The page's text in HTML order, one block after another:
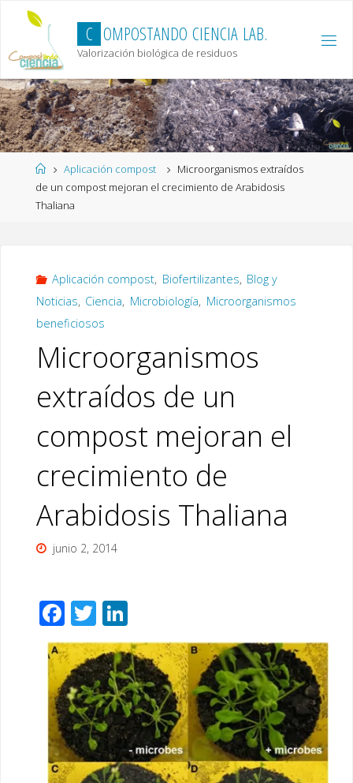
content
C OMPOSTANDO CIENCIA LAB.
Valorización biológica de residuos
HomeAplicación compost
Microorganismos extraídos
de un compost mejoran el crecimiento de Arabidosis
Thaliana
Aplicación compost, Biofertilizantes, Blog y
Noticias, Ciencia, Microbiología, Microorganismos
beneficiosos
Microorganismos
extraídos de un
compost mejoran el
crecimiento de
Arabidosis Thaliana
junio 2, 2014
F
ac
e
b
o
o
k
T
wi
tt
er
Li
n
k
e
dI
n